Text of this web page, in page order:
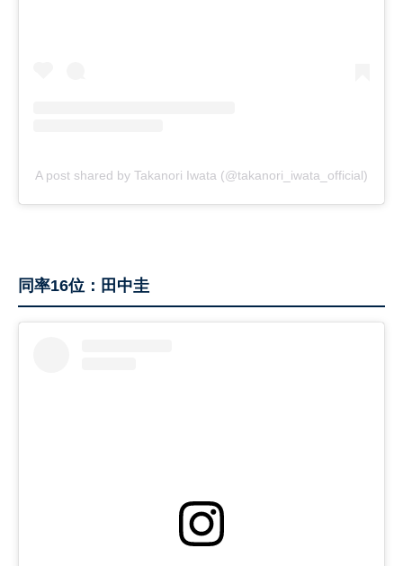
A post shared by Takanori Iwata (@takanori_iwata_official)
同率16位：田中圭